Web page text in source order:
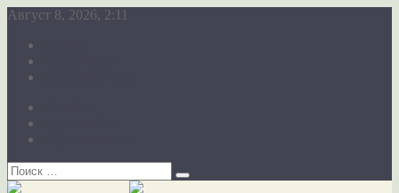
Август 8, 2026, 2:11